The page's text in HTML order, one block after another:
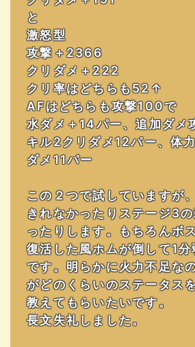
と
激怒型
攻撃＋2366
クリダメ＋222
クリ率はどちらも52↑
AFはどちらも攻撃100で
水ダメ＋14パー、追加ダメ
キル2クリダメ12パー、体
ダメ11パー
この２つで試していますが
きれなかったりステージ3
ったりします。もちろんボ
復活した風ホムが倒して1
です。明らかに火力不足な
がどのくらいのステータス
教えてもらいたいです。
長文失礼しました。